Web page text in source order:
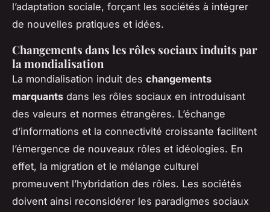
l’adaptation sociale, forçant les sociétés à intégrer
de nouvelles pratiques et idées.
Changements dans les rôles sociaux induits par
la mondialisation
La mondialisation induit des changements
marquants dans les rôles sociaux en introduisant
des valeurs et normes étrangères. L’échange
d’informations et la connectivité croissante facilitent
l’émergence de nouveaux rôles et idéologies. En
effet, la migration et le mélange culturel
promeuvent l’hybridation des rôles. Les sociétés
doivent ainsi reconsidérer les paradigmes sociaux